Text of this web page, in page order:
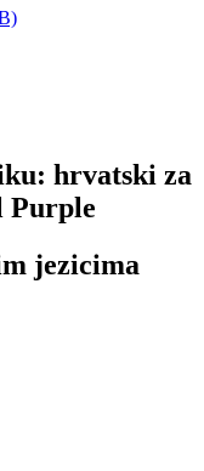
hrvatski za
Purple
jezicima